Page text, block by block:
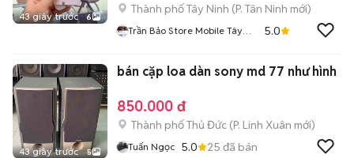
43 giây trước 6
Thành phố Tây Ninh (P. Tân Ninh mới)
Trần Bảo Store Mobile Tây
5.0
43 giây trước 5
bán cặp loa dàn sony md 77 như hình
850.000 đ
Thành phố Thủ Đức (P. Linh Xuân mới)
Tuấn Ngọc 5.0 25 đã bán